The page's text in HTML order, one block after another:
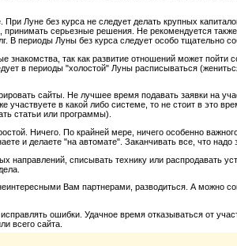
Луне без курса не следует делать крупных
принимать серьезные решения. Не рекомендуется
В периоды Луны без курса следует особо тщательно
знакомства, так как развитие отношений может
в периоды "холостой" Луны расписываться
сайты. Не лучшее время подавать заявки на
в какой либо системе, то не стоит в это
статьи или программы).
Ничего. По крайней мере, ничего особенно
и делаете "на автомате". Заканчивать все, что
направлений, списывать технику или распродавать
Вам партнерами, разводиться. А можно
ошибки. Удачное время отказываться от
всего сайта.